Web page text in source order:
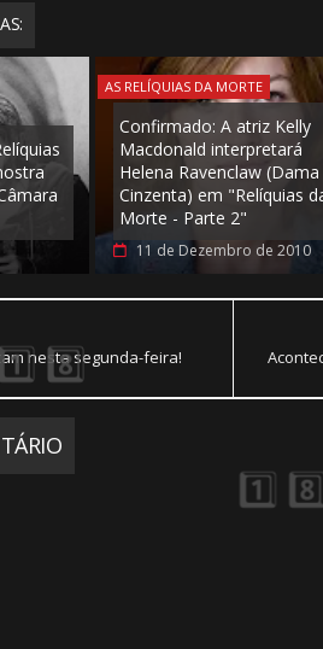
AS RELÍQUIAS DA MORTE
Confirmado: A atriz Kelly
Macdonald interpretará
Helena Ravenclaw (Dama
Cinzenta) em "Relíquias
Morte - Parte 2"
11 de Dezembro de 2010
nesta segunda-feira!